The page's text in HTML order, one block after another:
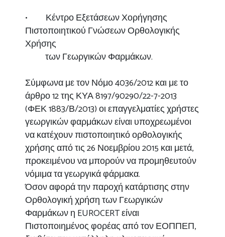
• Κέντρο Εξετάσεων Χορήγησης
Πιστοποιητικού Γνώσεων Ορθολογικής
Χρήσης
των Γεωργικών Φαρμάκων.
Σύμφωνα με τον Νόμο 4036/2012 και με το
άρθρο 12 της ΚΥΑ 8197/90290/22-7-2013
(ΦΕΚ 1883/Β/2013) οι επαγγελματίες χρήστες
γεωργικών φαρμάκων είναι υποχρεωμένοι
να κατέχουν πιστοποιητικό ορθολογικής
χρήσης από τις 26 Νοεμβρίου 2015 και μετά,
προκειμένου να μπορούν να προμηθευτούν
νόμιμα τα γεωργικά φάρμακα.
Όσον αφορά την παροχή κατάρτισης στην
Ορθολογική χρήση των Γεωργικών
Φαρμάκων η EUROCERT είναι
Πιστοποιημένος φορέας από τον ΕΟΠΠΕΠ,